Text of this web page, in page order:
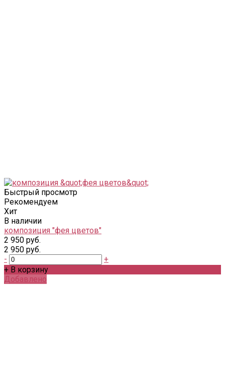
Быстрый просмотр
Рекомендуем
Хит
В наличии
композиция "фея цветов"
2 950 руб.
2 950 руб.
-
+
+ В корзину
Добавлено